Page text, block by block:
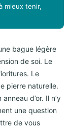
mieux tenir,
bague légère
de soi. Le
Le
pierre naturelle.
d’or. Il n’y
une question
de vous